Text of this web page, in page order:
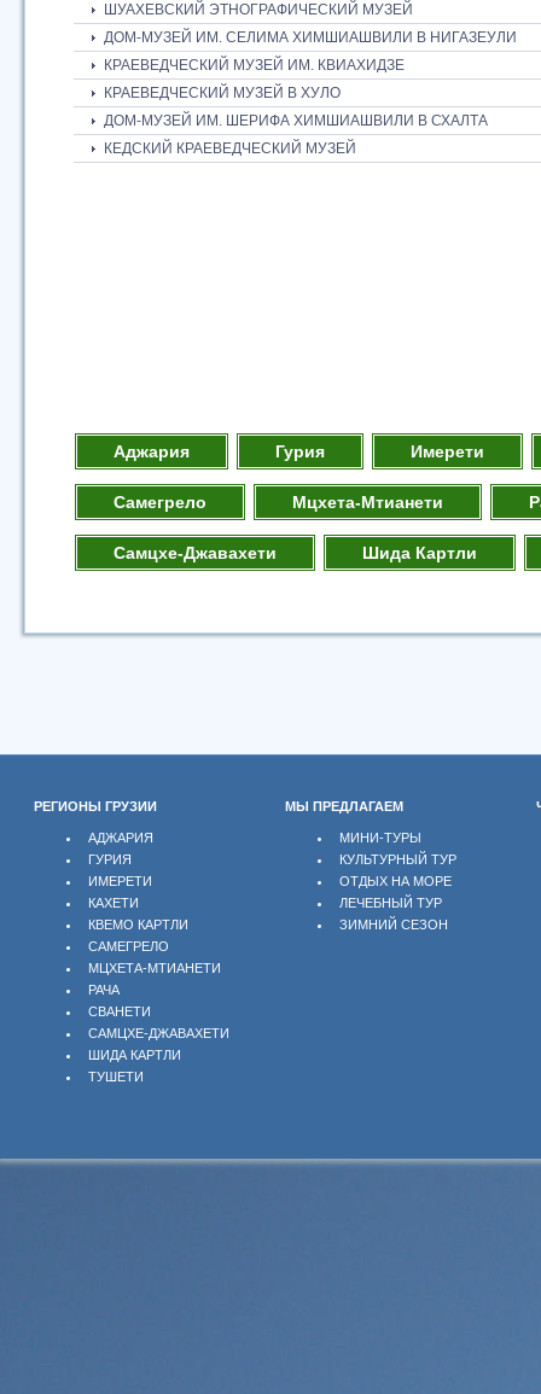
ШУАХЕВСКИЙ ЭТНОГРАФИЧЕСКИЙ МУЗЕЙ
ДОМ-МУЗЕЙ ИМ. СЕЛИМА ХИМШИАШВИЛИ В НИГАЗЕУЛИ
КРАЕВЕДЧЕСКИЙ МУЗЕЙ ИМ. КВИАХИДЗЕ
КРАЕВЕДЧЕСКИЙ МУЗЕЙ В ХУЛО
ДОМ-МУЗЕЙ ИМ. ШЕРИФА ХИМШИАШВИЛИ В СХАЛТА
КЕДСКИЙ КРАЕВЕДЧЕСКИЙ МУЗЕЙ
Аджария Гурия Имерети
Самегрело Мцхета-Мтианети
Самцхе-Джавахети Шида Картли
РЕГИОНЫ ГРУЗИИ МЫ ПРЕДЛАГАЕМ
АДЖАРИЯ
ГУРИЯ
ИМЕРЕТИ
КАХЕТИ
КВЕМО КАРТЛИ
САМЕГРЕЛО
МЦХЕТА-МТИАНЕТИ
РАЧА
СВАНЕТИ
САМЦХЕ-ДЖАВАХЕТИ
ШИДА КАРТЛИ
ТУШЕТИ
МИНИ-ТУРЫ
КУЛЬТУРНЫЙ ТУР
ОТДЫХ НА МОРЕ
ЛЕЧЕБНЫЙ ТУР
ЗИМНИЙ СЕЗОН